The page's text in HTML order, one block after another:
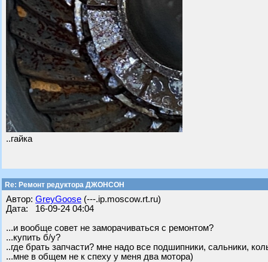
..гайка
Re: Ремонт редуктора ДЖОНСОН
Автор: GreyGoose (---.ip.moscow.rt.ru)
Дата: 16-09-24 04:04
...и вообще совет не заморачиваться с ремонтом?
...купить б/у?
..где брать запчасти? мне надо все подшипники, сальники,
...мне в общем не к спеху у меня два мотора)